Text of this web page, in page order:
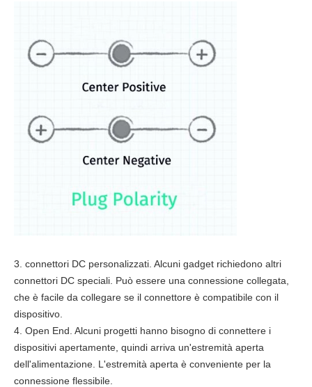
3. connettori DC personalizzati. Alcuni gadget richiedono altri
connettori DC speciali. Può essere una connessione collegata,
che è facile da collegare se il connettore è compatibile con il
dispositivo.
4. Open End. Alcuni progetti hanno bisogno di connettere i
dispositivi apertamente, quindi arriva un'estremità aperta
dell'alimentazione. L'estremità aperta è conveniente per la
connessione flessibile.